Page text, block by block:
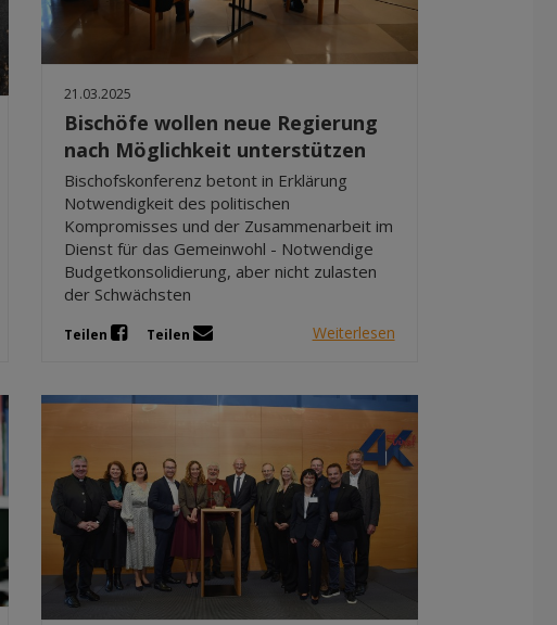
21.03.2025
Bischöfe wollen neue Regierung
nach Möglichkeit unterstützen
Bischofskonferenz betont in Erklärung
Notwendigkeit des politischen
Kompromisses und der Zusammenarbeit im
Dienst für das Gemeinwohl - Notwendige
Budgetkonsolidierung, aber nicht zulasten
der Schwächsten
Teilen Teilen Weiterlesen